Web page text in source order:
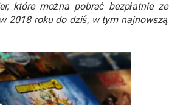
które można pobrać bezpłatnie ze
2018 roku do dziś, w tym najnowszą